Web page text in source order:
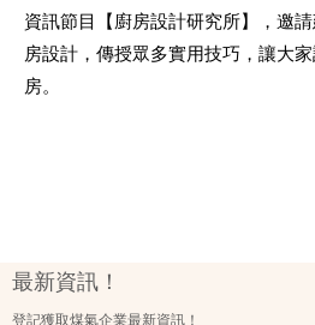
資訊節目【廚房設計研究所】，邀
房設計，傳授眾多實用技巧，讓大
房。
最新資訊！
登記獲取煤氣企業最新資訊！